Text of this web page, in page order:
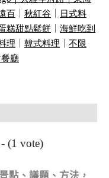
百 秋紅谷
日式料
糕甜點鬆餅
海鮮吃到
理 韓式料理
不限
廳
(1 vote)